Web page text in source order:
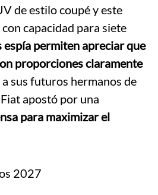
de estilo coupé y este
capacidad para siete
espía permiten apreciar que
proporciones claramente
sus futuros hermanos de
apostó por una
para maximizar el